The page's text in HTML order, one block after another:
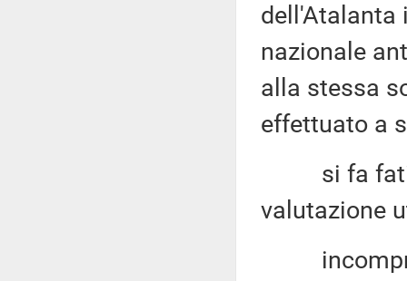
dell'Atalanta
nazionale
alla stessa
effettuato a
si fa fatica
valutazione